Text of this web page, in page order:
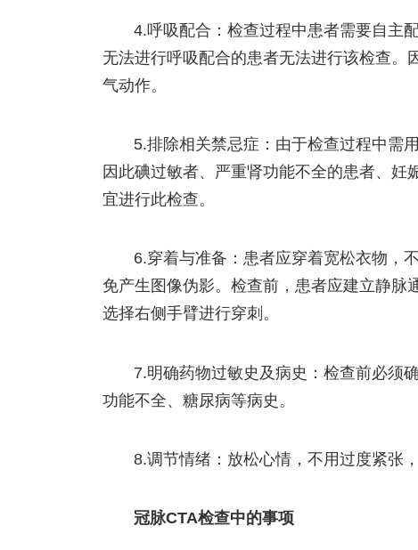
4.呼吸配合：检查过程中患者需要自主
无法进行呼吸配合的患者无法进行该检查。
气动作。
5.排除相关禁忌症：由于检查过程中需
因此碘过敏者、严重肾功能不全的患者、
宜进行此检查。
6.穿着与准备：患者应穿着宽松衣物，
免产生图像伪影。检查前，患者应建立静脉
选择右侧手臂进行穿刺。
7.明确药物过敏史及病史：检查前必须
功能不全、糖尿病等病史。
8.调节情绪：放松心情，不用过度紧张
冠脉CTA检查中的事项